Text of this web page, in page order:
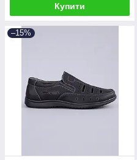
Купити
–15%